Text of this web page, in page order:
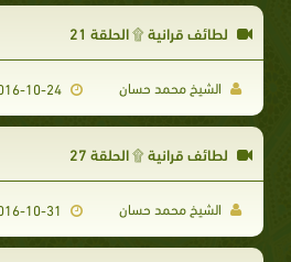
لطائف قرانية ۩ الحلقة 21
الشيخ محمد حسان
لطائف قرانية ۩ الحلقة 27
الشيخ محمد حسان